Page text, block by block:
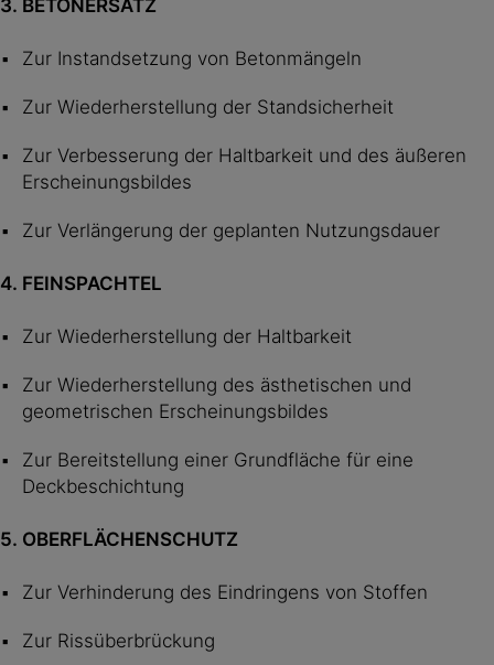
3. BETONERSATZ
Zur Instandsetzung von Betonmängeln
Zur Wiederherstellung der Standsicherheit
Zur Verbesserung der Haltbarkeit und des äußeren
Erscheinungsbildes
Zur Verlängerung der geplanten Nutzungsdauer
4. FEINSPACHTEL
Zur Wiederherstellung der Haltbarkeit
Zur Wiederherstellung des ästhetischen und
geometrischen Erscheinungsbildes
Zur Bereitstellung einer Grundfläche für eine
Deckbeschichtung
5. OBERFLÄCHENSCHUTZ
Zur Verhinderung des Eindringens von Stoffen
Zur Rissüberbrückung